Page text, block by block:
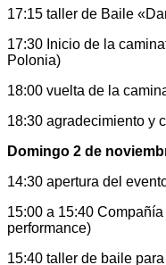
17:15 taller de Baile
17:30 Inicio de la
Polonia)
18:00 vuelta de la
18:30 agradecimiento y
Domingo 2 de
14:30 apertura del
15:00 a 15:40
performance)
15:40 taller de baile